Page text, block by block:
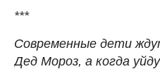
***
Современные дети
Дед Мороз, а когда